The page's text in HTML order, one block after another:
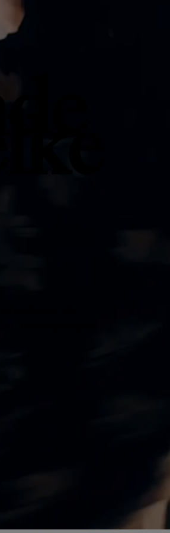
de
onvergetelijke